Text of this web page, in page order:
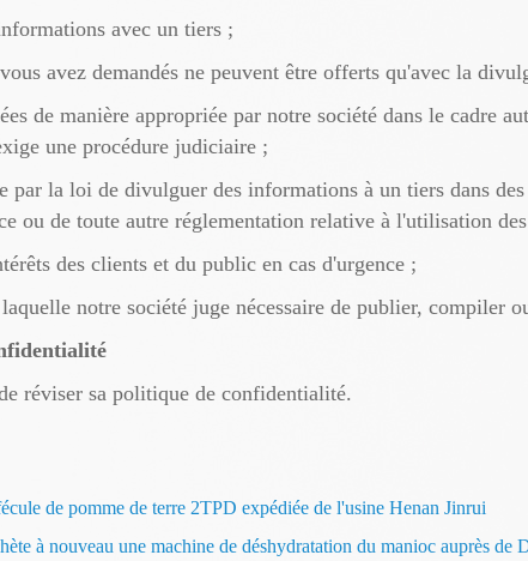
avec un tiers ;
avez demandés ne peuvent être offerts qu'avec la
de manière appropriée par notre société dans le cadre
une procédure judiciaire ;
par la loi de divulguer des informations à un tiers dans
ou de toute autre réglementation relative à l'utilisation
des clients et du public en cas d'urgence ;
notre société juge nécessaire de publier, compiler
réviser sa politique de confidentialité.
de pomme de terre 2TPD expédiée de l'usine Henan Jinrui
à nouveau une machine de déshydratation du manioc auprès